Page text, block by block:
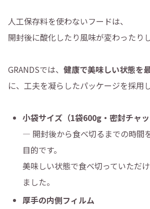
人工保存料を使わないフードは、
開封後に酸化したり風味が変わったり
GRANDSでは、 健康で美味しい状態を
に、工夫を凝らしたパッケージを採用
小袋サイズ（1袋600g・密封チャッ
― 開封後から食べ切るまでの時間
目的です。
美味しい状態で食べ切っていただ
ました。
厚手の内側フィルム